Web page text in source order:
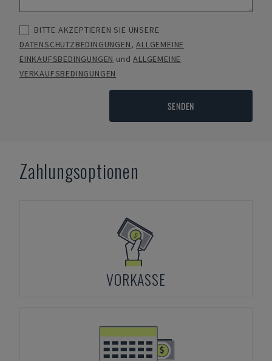
BITTE AKZEPTIEREN SIE UNSERE
DATENSCHUTZBEDINGUNGEN,ALLGEMEINE
EINKAUFSBEDINGUNGEN undALLGEMEINE
VERKAUFSBEDINGUNGEN
SENDEN
Zahlungsoptionen
VORKASSE